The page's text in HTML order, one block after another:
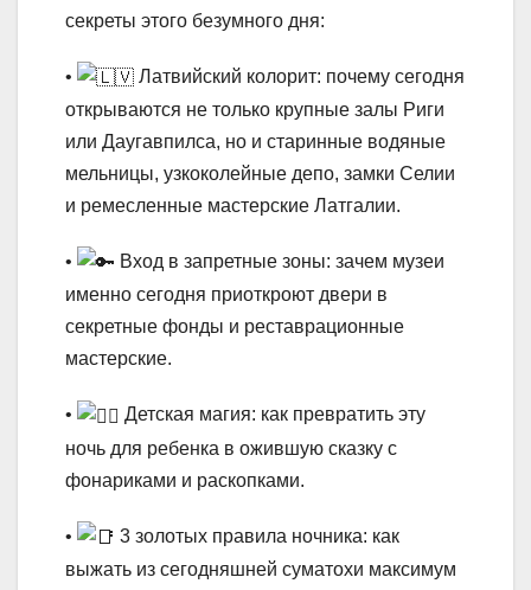
секреты этого безумного дня:
•
Латвийский колорит: почему сегодня
открываются не только крупные залы Риги
или Даугавпилса, но и старинные водяные
мельницы, узкоколейные депо, замки Селии
и ремесленные мастерские Латгалии.
•
Вход в запретные зоны: зачем музеи
именно сегодня приоткроют двери в
секретные фонды и реставрационные
мастерские.
•
Детская магия: как превратить эту
ночь для ребенка в ожившую сказку с
фонариками и раскопками.
•
3 золотых правила ночника: как
выжать из сегодняшней суматохи максимум